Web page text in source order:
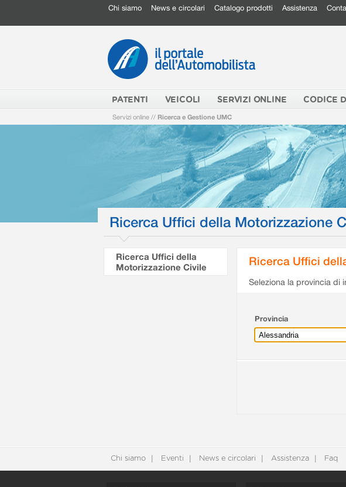
Chi siamo News e circolari Catalogo prodotti Assistenza
PATENTI VEICOLI SERVIZI ONLINE CODICE
Servizi online // Ricerca e Gestione UMC
Ricerca Uffici della Motorizzazione
Ricerca Uffici della
Motorizzazione Civile
Ricerca Uffici
Seleziona la provincia di
Provincia
Chi siamo Eventi News e circolari Assistenza Faq